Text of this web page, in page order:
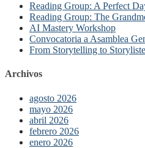
Reading Group: A Perfect
Reading Group: The
AI Mastery Workshop
Convocatoria a Asamblea
From Storytelling to
Archivos
agosto 2026
mayo 2026
abril 2026
febrero 2026
enero 2026